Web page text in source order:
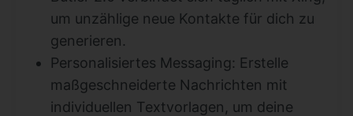
um unzählige neue Kontakte für dich zu
generieren.
Personalisiertes Messaging: Erstelle
maßgeschneiderte Nachrichten mit
individuellen Textvorlagen, um deine